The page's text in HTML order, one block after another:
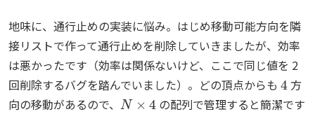
地味に、通行止めの実装に悩み。はじめ移動可能方向を隣
接リストで作って通行止めを削除していきましたが、効率
は悪かったです（効率は関係ないけど、ここで同じ値を 2
回削除するバグを踏んでいました）。どの頂点からも
4
方
向の移動があるので、
N×4
の配列で管理すると簡潔です